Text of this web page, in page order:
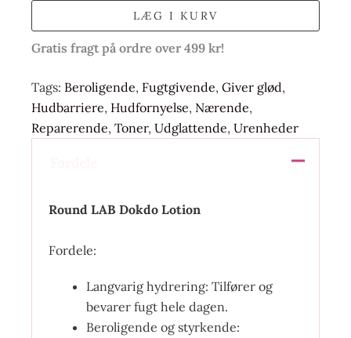
LÆG I KURV
Gratis fragt på ordre over 499 kr!
Tags: Beroligende, Fugtgivende, Giver glød,
Hudbarriere, Hudfornyelse, Nærende,
Reparerende, Toner, Udglattende, Urenheder
Round LAB Dokdo Lotion
Fordele:
Langvarig hydrering: Tilfører og
bevarer fugt hele dagen.
Beroligende og styrkende: